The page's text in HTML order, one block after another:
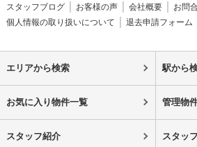
スタッフブログ
お客様の声 会社概要 お問
個人情報の取り扱いについて
退去申請フォーム
エリアから検索 駅から
お気に入り物件一覧 管理物
スタッフ紹介 スタッ